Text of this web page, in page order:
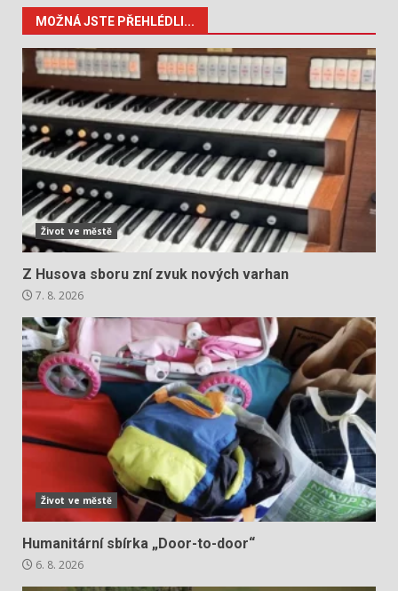
MOŽNÁ JSTE PŘEHLÉDLI...
Život ve městě
Z Husova sboru zní zvuk nových varhan
7. 8. 2026
Život ve městě
Humanitární sbírka „Door-to-door“
6. 8. 2026